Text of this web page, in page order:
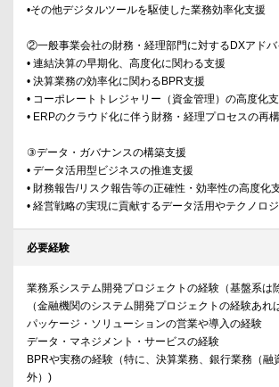
•その他デジタルツールを駆使した業務効率化支援
②一般事業会社の財務・経理部門に対するDXアドバ
• 連結決算の早期化、高度化に関わる支援
• 決算業務の効率化に関わるBPR支援
• コーポレートトレジャリー（資金管理）の高度化
• ERPのクラウド化に伴う財務・経理プロセスの再
③データ・ガバナンスの構築支援
• データ活用型ビジネスの推進支援
• 財務報告/リスク報告等の正確性・効率性の高度化
• 経営戦略の実現に貢献するデータ活用やテクノロ
必要経験
業務系システム開発プロジェクトの経験（基盤系は
（金融機関のシステム開発プロジェクトの経験あれ
パッケージ・ソリューションの営業や導入の経験
データ・マネジメント・サービスの経験
BPRや実務の経験（特に、決算業務、銀行業務（融
外）)